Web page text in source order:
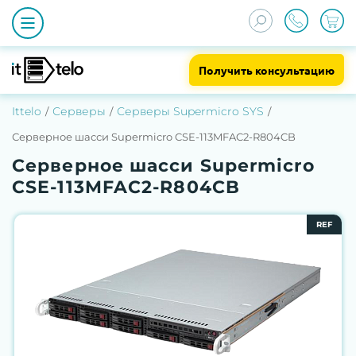
Получить консультацию
Ittelo Серверы Серверы Supermicro SYS
Серверное шасси Supermicro CSE-113MFAC2-R804CB
Серверное шасси Supermicro
CSE-113MFAC2-R804CB
REF